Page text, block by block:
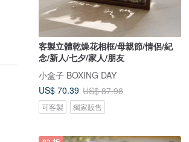
客製立體乾燥花相框/母親節/情侶/紀
念/新人/七夕/家人/朋友
小盒子 BOXING DAY
US$ 70.39 US$ 87.98
可客製 獨家販售